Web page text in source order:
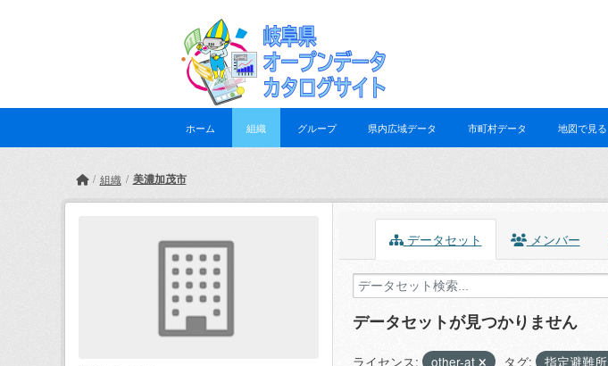
ホーム 組織 グループ 県内広域データ 市町村データ 地図で見る
組織 美濃加茂市
データセット メンバー
データセットが見つかりません
ライセンス: other-at タグ: 指定避難所